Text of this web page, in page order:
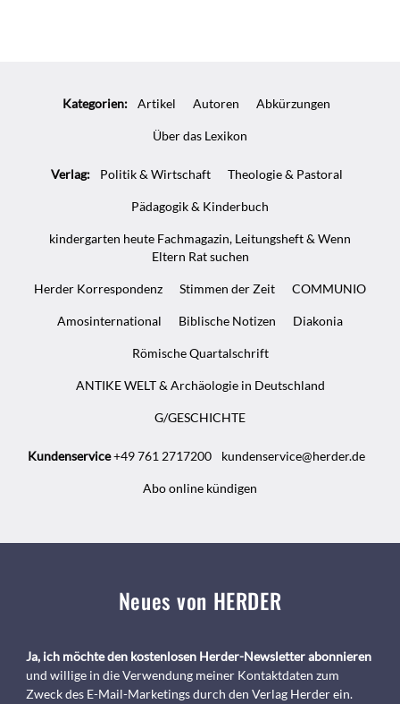
Kategorien: Artikel Autoren Abkürzungen
Über das Lexikon
Verlag: Politik & Wirtschaft Theologie & Pastoral
Pädagogik & Kinderbuch
kindergarten heute Fachmagazin, Leitungsheft & Wenn
Eltern Rat suchen
Herder Korrespondenz Stimmen der Zeit COMMUNIO
Amosinternational Biblische Notizen Diakonia
Römische Quartalschrift
ANTIKE WELT & Archäologie in Deutschland
G/GESCHICHTE
Kundenservice+49 761 2717200 kundenservice@herder.de
Abo online kündigen
Neues von HERDER
Ja, ich möchte den kostenlosen Herder-Newsletter abonnieren
und willige in die Verwendung meiner Kontaktdaten zum
Zweck des E-Mail-Marketings durch den Verlag Herder ein.